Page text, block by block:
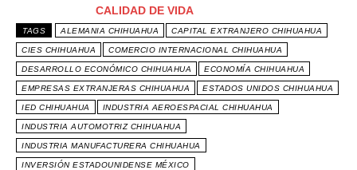
CALIDAD DE VIDA
TAGS ALEMANIA CHIHUAHUA CAPITAL EXTRANJERO CHIHUAHUA
CIES CHIHUAHUA COMERCIO INTERNACIONAL CHIHUAHUA
DESARROLLO ECONÓMICO CHIHUAHUA ECONOMÍA CHIHUAHUA
EMPRESAS EXTRANJERAS CHIHUAHUA ESTADOS UNIDOS CHIHUAHUA
IED CHIHUAHUA INDUSTRIA AEROESPACIAL CHIHUAHUA
INDUSTRIA AUTOMOTRIZ CHIHUAHUA
INDUSTRIA MANUFACTURERA CHIHUAHUA
INVERSIÓN ESTADOUNIDENSE MÉXICO